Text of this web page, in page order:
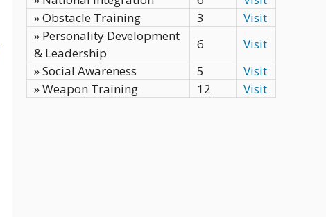
» Obstacle Training
3
Visit
» Personality Development
& Leadership
6
Visit
» Social Awareness
5
Visit
» Weapon Training
12 Visit